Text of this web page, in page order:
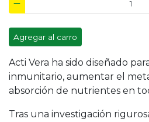
Agregar al carro
Acti Vera ha sido diseñado
inmunitario, aumentar el
absorción de nutrientes en
Tras una investigación